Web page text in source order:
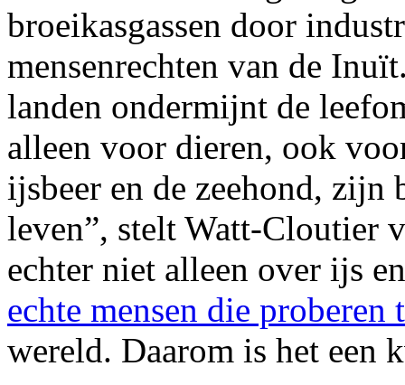
broeikasgassen door
mensenrechten van de
landen ondermijnt de
alleen voor dieren, ook
ijsbeer en de zeehond, zijn
leven”, stelt Watt-Cloutier
echter niet alleen over ijs
echte mensen die proberen
wereld. Daarom is het een